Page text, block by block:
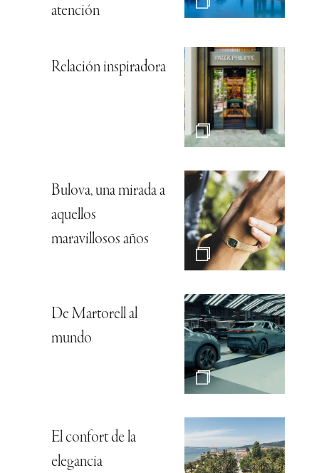
atención
Relación inspiradora
Bulova, una mirada a
aquellos
maravillosos años
De Martorell al
mundo
El confort de la
elegancia